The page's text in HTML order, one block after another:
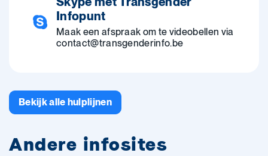
Infopunt
Maak een afspraak om te videobellen via
contact@transgenderinfo.be
Bekijk alle hulplijnen
Andere infosites